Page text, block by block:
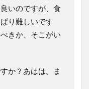
いのですが、食
り難しいです
きか、そこがい
か？あはは。ま